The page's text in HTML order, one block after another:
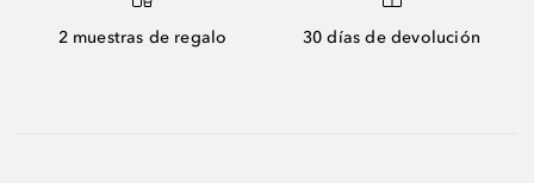
2 muestras de regalo 30 días de devolución